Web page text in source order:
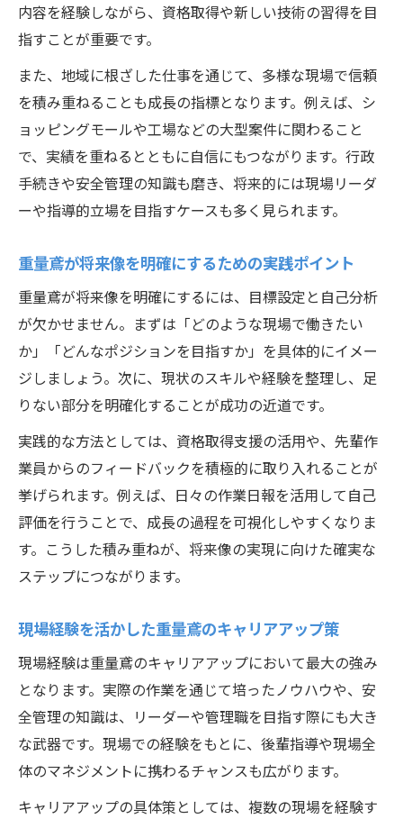
内容を経験しながら、資格取得や新しい技術の習得を目
指すことが重要です。
また、地域に根ざした仕事を通じて、多様な現場で信頼
を積み重ねることも成長の指標となります。例えば、シ
ョッピングモールや工場などの大型案件に関わること
で、実績を重ねるとともに自信にもつながります。行政
手続きや安全管理の知識も磨き、将来的には現場リーダ
ーや指導的立場を目指すケースも多く見られます。
重量鳶が将来像を明確にするための実践ポイント
重量鳶が将来像を明確にするには、目標設定と自己分析
が欠かせません。まずは「どのような現場で働きたい
か」「どんなポジションを目指すか」を具体的にイメー
ジしましょう。次に、現状のスキルや経験を整理し、足
りない部分を明確化することが成功の近道です。
実践的な方法としては、資格取得支援の活用や、先輩作
業員からのフィードバックを積極的に取り入れることが
挙げられます。例えば、日々の作業日報を活用して自己
評価を行うことで、成長の過程を可視化しやすくなりま
す。こうした積み重ねが、将来像の実現に向けた確実な
ステップにつながります。
現場経験を活かした重量鳶のキャリアアップ策
現場経験は重量鳶のキャリアアップにおいて最大の強み
となります。実際の作業を通じて培ったノウハウや、安
全管理の知識は、リーダーや管理職を目指す際にも大き
な武器です。現場での経験をもとに、後輩指導や現場全
体のマネジメントに携わるチャンスも広がります。
キャリアアップの具体策としては、複数の現場を経験す